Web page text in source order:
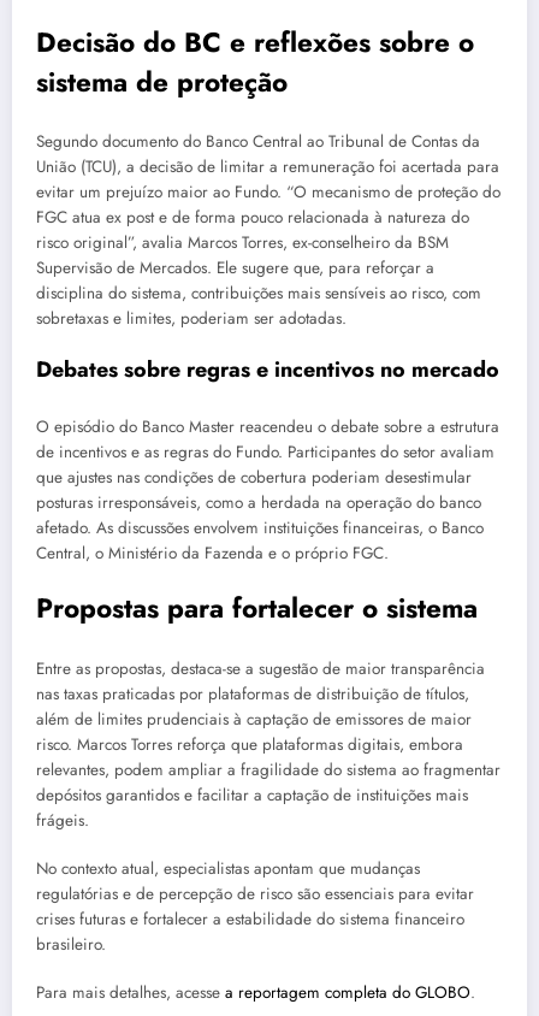
Decisão do BC e reflexões sobre o
sistema de proteção
Segundo documento do Banco Central ao Tribunal de Contas da
União (TCU), a decisão de limitar a remuneração foi acertada para
evitar um prejuízo maior ao Fundo. “O mecanismo de proteção do
FGC atua ex post e de forma pouco relacionada à natureza do
risco original”, avalia Marcos Torres, ex-conselheiro da BSM
Supervisão de Mercados. Ele sugere que, para reforçar a
disciplina do sistema, contribuições mais sensíveis ao risco, com
sobretaxas e limites, poderiam ser adotadas.
Debates sobre regras e incentivos no mercado
O episódio do Banco Master reacendeu o debate sobre a estrutura
de incentivos e as regras do Fundo. Participantes do setor avaliam
que ajustes nas condições de cobertura poderiam desestimular
posturas irresponsáveis, como a herdada na operação do banco
afetado. As discussões envolvem instituições financeiras, o Banco
Central, o Ministério da Fazenda e o próprio FGC.
Propostas para fortalecer o sistema
Entre as propostas, destaca-se a sugestão de maior transparência
nas taxas praticadas por plataformas de distribuição de títulos,
além de limites prudenciais à captação de emissores de maior
risco. Marcos Torres reforça que plataformas digitais, embora
relevantes, podem ampliar a fragilidade do sistema ao fragmentar
depósitos garantidos e facilitar a captação de instituições mais
frágeis.
No contexto atual, especialistas apontam que mudanças
regulatórias e de percepção de risco são essenciais para evitar
crises futuras e fortalecer a estabilidade do sistema financeiro
brasileiro.
Para mais detalhes, acesse a reportagem completa do GLOBO.